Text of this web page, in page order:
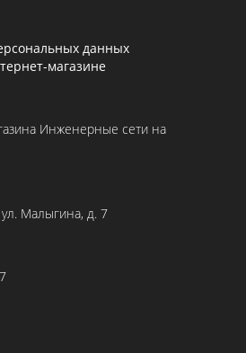
данных
магазине
ул. Малыгина, д. 7